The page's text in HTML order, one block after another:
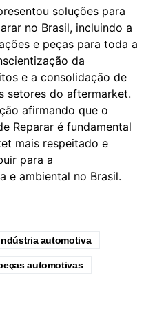
soluções para
no Brasil, incluindo a
e peças para toda a
da
e a consolidação de
setores do aftermarket.
afirmando que o
Reparar é fundamental
mais respeitado e
para a
e ambiental no Brasil.
automotiva
automotivas